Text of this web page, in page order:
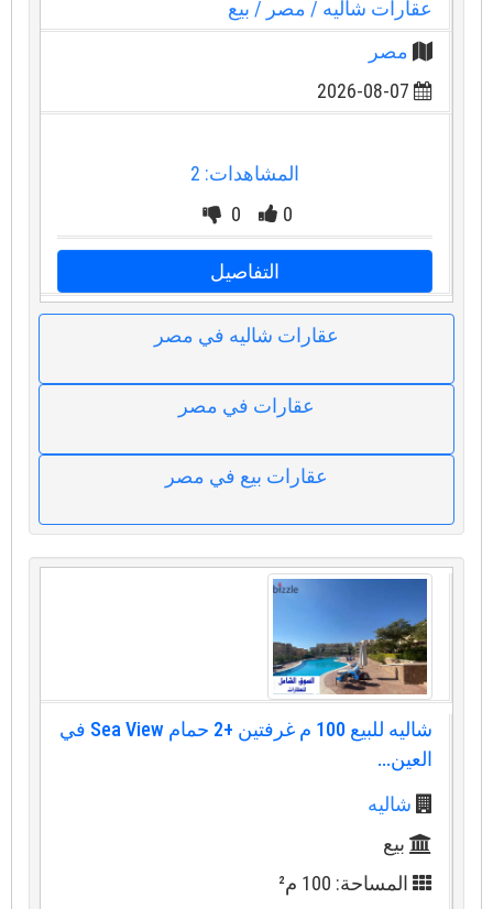
عقارات شاليه/ مصر / بيع
مصر
2026-08-07
المشاهدات: 2
0
0
التفاصيل
عقارات شاليه في مصر
عقارات في مصر
عقارات بيع في مصر
شاليه للبيع 100 م غرفتين +2 حمام Sea View في
العين...
شاليه
بيع
المساحة: 100 م²